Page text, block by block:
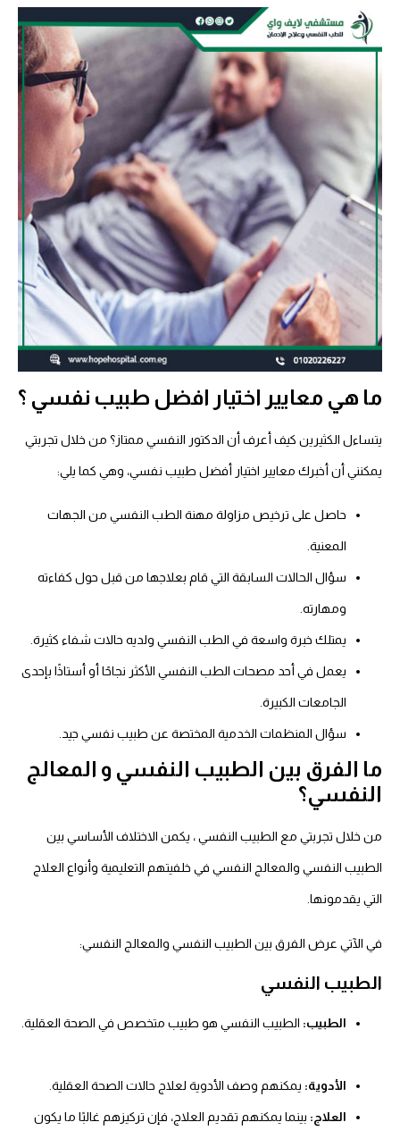
ما هي معايير اختيار افضل طبيب نفسي ؟
يتساءل الكثيرين كيف أعرف أن الدكتور النفسي ممتاز؟ من خلال تجربتي
يمكنني أن أخبرك معايير اختيار أفضل طبيب نفسي، وهي كما يلي:
حاصل على ترخيص مزاولة مهنة الطب النفسي من الجهات
المعنية.
سؤال الحالات السابقة التي قام بعلاجها من قبل حول كفاءته
ومهارته.
يمتلك خبرة واسعة في الطب النفسي ولديه حالات شفاء كثيرة.
يعمل في أحد مصحات الطب النفسي الأكثر نجاحًا أو أستاذًا بإحدى
الجامعات الكبيرة.
سؤال المنظمات الخدمية المختصة عن طبيب نفسي جيد.
ما الفرق بين الطبيب النفسي و المعالج
النفسي؟
من خلال تجربتي مع الطبيب النفسي ، يكمن الاختلاف الأساسي بين
الطبيب النفسي والمعالج النفسي في خلفيتهم التعليمية وأنواع العلاج
التي يقدمونها.
في الآتي عرض الفرق بين الطبيب النفسي والمعالج النفسي:
الطبيب النفسي
الطبيب: الطبيب النفسي هو طبيب متخصص في الصحة العقلية.
الأدوية: يمكنهم وصف الأدوية لعلاج حالات الصحة العقلية.
العلاج: بينما يمكنهم تقديم العلاج، فإن تركيزهم غالبًا ما يكون